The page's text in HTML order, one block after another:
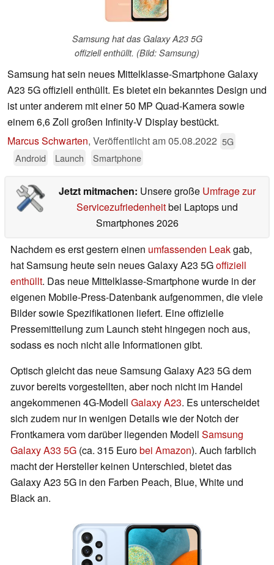
Samsung hat das Galaxy A23 5G
offiziell enthüllt. (Bild: Samsung)
Samsung hat sein neues Mittelklasse-Smartphone Galaxy
A23 5G offiziell enthüllt. Es bietet ein bekanntes Design und
ist unter anderem mit einer 50 MP Quad-Kamera sowie
einem 6,6 Zoll großen Infinity-V Display bestückt.
Marcus Schwarten, Veröffentlicht am05.08.2022 5G
Android
Launch Smartphone
Jetzt mitmachen: Unsere große Umfrage zur
Servicezufriedenheitbei Laptops und
Smartphones 2026
Nachdem es erst gestern einen umfassenden Leakgab,
hat Samsung heute sein neues Galaxy A23 5Goffiziell
enthüllt. Das neue Mittelklasse-Smartphone wurde in der
eigenen Mobile-Press-Datenbank aufgenommen, die viele
Bilder sowie Spezifikationen liefert. Eine offizielle
Pressemitteilung zum Launch steht hingegen noch aus,
sodass es noch nicht alle Informationen gibt.
Optisch gleicht das neue Samsung Galaxy A23 5G dem
zuvor bereits vorgestellten, aber noch nicht im Handel
angekommenen 4G-Modell Galaxy A23. Es unterscheidet
sich zudem nur in wenigen Details wie der Notch der
Frontkamera vom darüber liegenden Modell Samsung
Galaxy A33 5G (ca. 315 Eurobei Amazon). Auch farblich
macht der Hersteller keinen Unterschied, bietet das
Galaxy A23 5G in den Farben Peach, Blue, White und
Black an.